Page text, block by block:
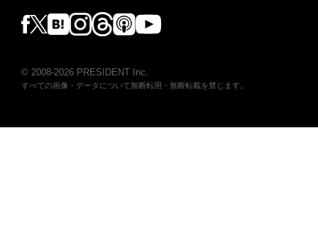
© 2008-2026 PRESIDENT Inc.
すべての画像・データについて無断転用・無断転載を禁じます。